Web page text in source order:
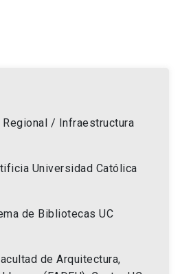
Regional / Infraestructura
Universidad Católica
de Bibliotecas UC
de Arquitectura,